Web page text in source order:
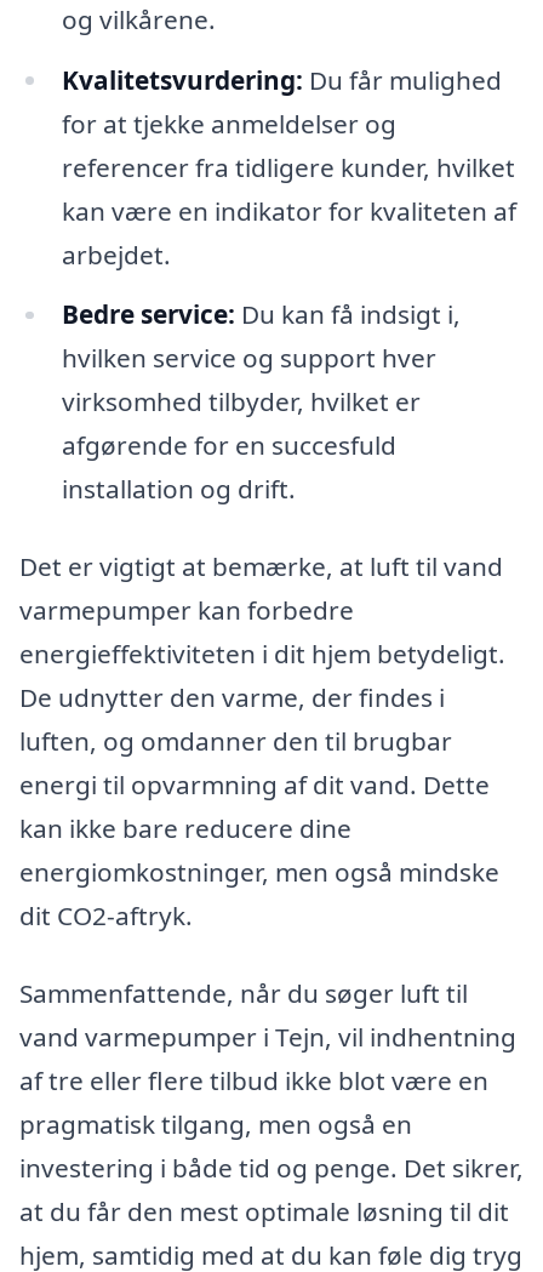
og vilkårene.
Kvalitetsvurdering: Du får mulighed
for at tjekke anmeldelser og
referencer fra tidligere kunder, hvilket
kan være en indikator for kvaliteten af
arbejdet.
Bedre service: Du kan få indsigt i,
hvilken service og support hver
virksomhed tilbyder, hvilket er
afgørende for en succesfuld
installation og drift.
Det er vigtigt at bemærke, at luft til vand
varmepumper kan forbedre
energieffektiviteten i dit hjem betydeligt.
De udnytter den varme, der findes i
luften, og omdanner den til brugbar
energi til opvarmning af dit vand. Dette
kan ikke bare reducere dine
energiomkostninger, men også mindske
dit CO2-aftryk.
Sammenfattende, når du søger luft til
vand varmepumper i Tejn, vil indhentning
af tre eller flere tilbud ikke blot være en
pragmatisk tilgang, men også en
investering i både tid og penge. Det sikrer,
at du får den mest optimale løsning til dit
hjem, samtidig med at du kan føle dig tryg